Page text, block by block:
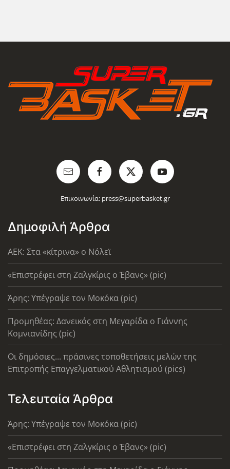
Επικοινωνία: press@superbasket.gr
Δημοφιλή Άρθρα
AEK: Στα «κίτρινα» ο Νόλεϊ
«Επιστρέφει στη Ζαλγκίρις ο Έβανς» (pic)
Άρης: Υπέγραψε τον Μοκόκα (pic)
Προμηθέας: Δανεικός στη Μεγαρίδα ο Γιάννης
Κομνιανίδης (pic)
Οι δημόσιες... πράσινες τοποθετήσεις μελών της
Επιτροπής Επαγγελματικού Αθλητισμού (pics)
Τελευταία Άρθρα
Άρης: Υπέγραψε τον Μοκόκα (pic)
«Επιστρέφει στη Ζαλγκίρις ο Έβανς» (pic)